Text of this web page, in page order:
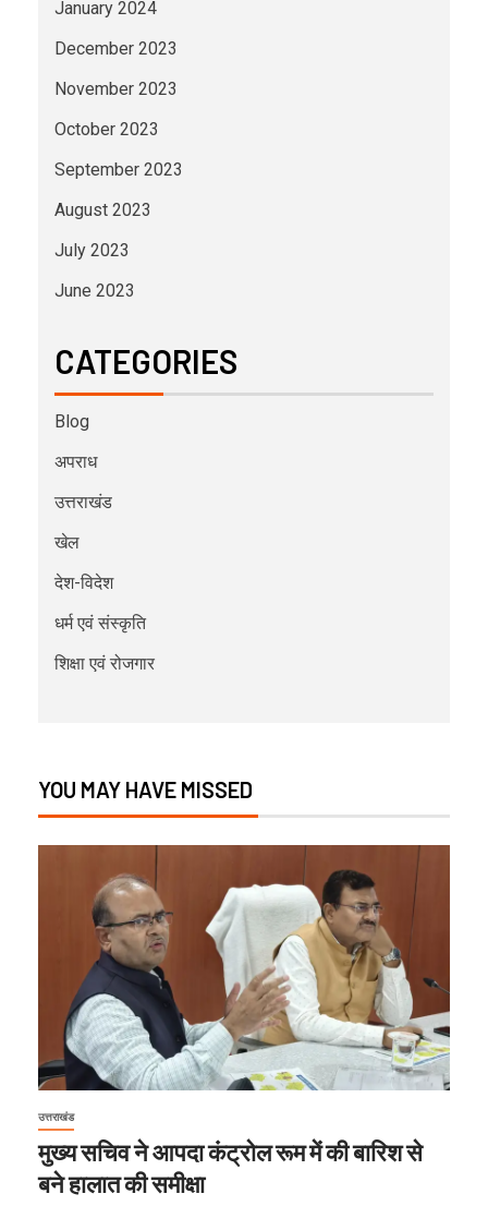
January 2024
December 2023
November 2023
October 2023
September 2023
August 2023
July 2023
June 2023
CATEGORIES
Blog
अपराध
उत्तराखंड
खेल
देश-विदेश
धर्म एवं संस्कृति
शिक्षा एवं रोजगार
YOU MAY HAVE MISSED
उत्तराखंड
मुख्य सचिव ने आपदा कंट्रोल रूम में की बारिश से
बने हालात की समीक्षा